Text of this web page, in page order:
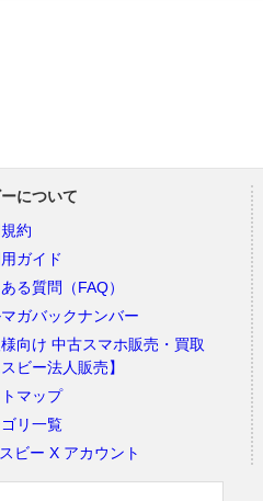
について
約
ガイド
る質問（FAQ）
マガバックナンバー
向け 中古スマホ販売・買取
スビー法人販売】
マップ
リ一覧
ビー X アカウント